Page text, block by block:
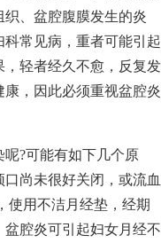
、盆腔腹膜发生的炎
常见病，重者可能引起
轻者经久不愈，反复发
，因此必须重视盆腔炎
?可能有如下几个原
尚未很好关闭，或流血
使用不洁月经垫，经期
腔炎可引起妇女月经不